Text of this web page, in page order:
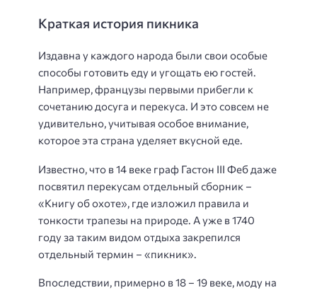
Краткая история пикника
Издавна у каждого народа были свои особые
способы готовить еду и угощать ею гостей.
Например, французы первыми прибегли к
сочетанию досуга и перекуса. И это совсем не
удивительно, учитывая особое внимание,
которое эта страна уделяет вкусной еде.
Известно, что в 14 веке граф Гастон III Феб даже
посвятил перекусам отдельный сборник –
«Книгу об охоте», где изложил правила и
тонкости трапезы на природе. А уже в 1740
году за таким видом отдыха закрепился
отдельный термин – «пикник».
Впоследствии, примерно в 18 – 19 веке, моду на